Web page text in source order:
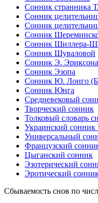
Сонник странника
Сонник
Сонник
Сонник
Сонник Шиллера-
Сонник Шуваловой
Сонник Э. Эриксона
Сонник Эзопа
Сонник Ю. Лонго
Сонник Юнга
Средневековый
Творческий сонник
Толковый словарь
Украинский
Универсальный
Французский
Цыганский сонник
Эзотерический
Эротический
Сбываемость снов по